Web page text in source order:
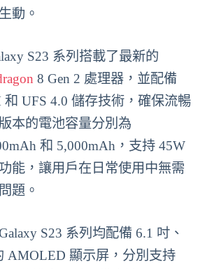
動。
S23 系列搭載了最新的
8 Gen 2 處理器，並配備
UFS 4.0 儲存技術，確保流暢
本的電池容量分別為
和 5,000mAh，支持 45W
能，讓用戶在日常使用中無需
題。
S23 系列均配備 6.1 吋、
AMOLED 顯示屏，分別支持